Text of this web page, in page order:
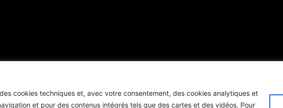
cookies techniques et, avec votre consentement, des cookies analytiques et
et pour des contenus intégrés tels que des cartes et des vidéos. Pour
diritti riservati